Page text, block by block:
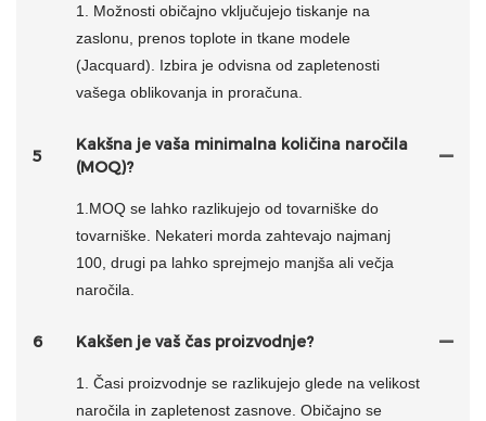
1. Možnosti običajno vključujejo tiskanje na
zaslonu, prenos toplote in tkane modele
(Jacquard). Izbira je odvisna od zapletenosti
vašega oblikovanja in proračuna.
5
Kakšna je vaša minimalna količina naročila
(MOQ)?
1.MOQ se lahko razlikujejo od tovarniške do
tovarniške. Nekateri morda zahtevajo najmanj
100, drugi pa lahko sprejmejo manjša ali večja
naročila.
6 Kakšen je vaš čas proizvodnje?
1. Časi proizvodnje se razlikujejo glede na velikost
naročila in zapletenost zasnove. Običajno se